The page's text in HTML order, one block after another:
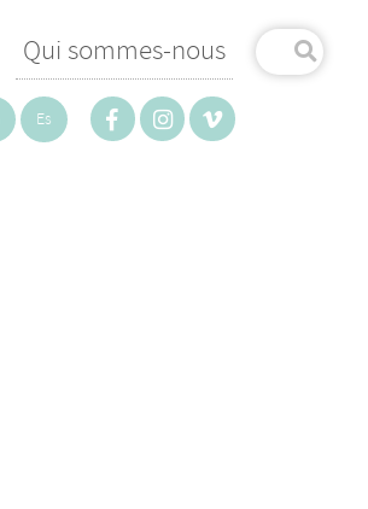
Qui sommes-nous
Es